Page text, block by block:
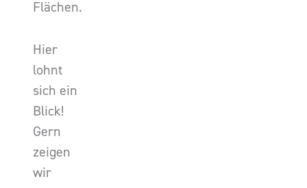
Flächen.
Hier
lohnt
sich ein
Blick!
Gern
zeigen
wir